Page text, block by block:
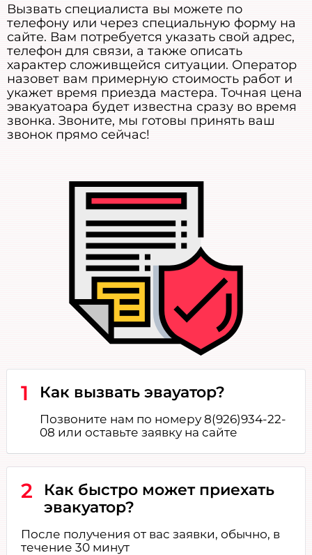
Вызвать специалиста вы можете по
телефону или через специальную форму на
сайте. Вам потребуется указать свой адрес,
телефон для связи, а также описать
характер сложивщейся ситуации. Оператор
назовет вам примерную стоимость работ и
укажет время приезда мастера. Точная цена
эвакуатоара будет известна сразу во время
звонка. Звоните, мы готовы принять ваш
звонок прямо сейчас!
1 Как вызвать эвауатор?
Позвоните нам по номеру 8(926)934-22-
08 или оставьте заявку на сайте
2
Как быстро может приехать
эвакуатор?
После получения от вас заявки, обычно, в
течение 30 минут